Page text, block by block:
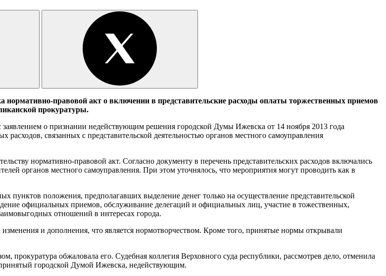
правовой акт о включении в представительские расходы оплаты торжественных приемов
прокуратуры.
заявлением о признании недействующим решения городской Думы Ижевска от 14 ноября 2013 года
связанных с представительской деятельностью органов местного самоуправления
нормативно-правовой акт. Согласно документу в перечень представительских расходов включались
органов местного самоуправления. При этом уточнялось, что мероприятия могут проводить как в
пунктов положения, предполагавших выделение денег только на осуществление представительской
официальных приемов, обслуживание делегаций и официальных лиц, участие в тожественных,
отношений в интересах города.
и дополнения, что является нормотворчеством. Кроме того, принятые нормы открывали
прокуратура обжаловала его. Судебная коллегия Верховного суда республики, рассмотрев дело, отменила
городской Думой Ижевска, недействующим.